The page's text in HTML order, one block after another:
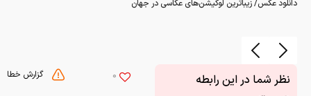
دانلود عکس/ زیباترین لوکیشن‌های عکاسی در جهان
گزارش خطا 0
نظر شما در این رابطه